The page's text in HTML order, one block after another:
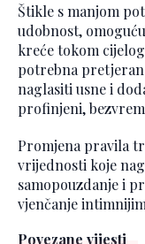
Štikle s manjom
udobnost,
kreće tokom
potrebna
naglasiti usne i
profinjeni,
Promjena pravila
vrijednosti koje
samopouzdanje i
vjenčanje
Povezane vijesti